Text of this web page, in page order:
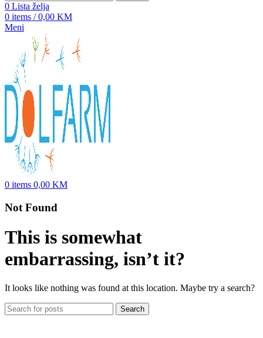
0 Lista želja
0 items / 0,00 KM
Meni
0 items 0,00 KM
Not Found
This is somewhat
embarrassing, isn’t it?
It looks like nothing was found at this location. Maybe try a search?
Search